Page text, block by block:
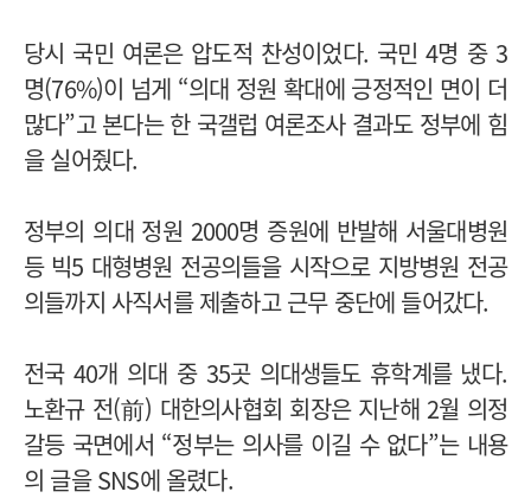
당시 국민 여론은 압도적 찬성이었다. 국민 4명 중 3
명(76%)이 넘게 “의대 정원 확대에 긍정적인 면이 더
많다”고 본다는 한 국갤럽 여론조사 결과도 정부에 힘
을 실어줬다.
정부의 의대 정원 2000명 증원에 반발해 서울대병원
등 빅5 대형병원 전공의들을 시작으로 지방병원 전공
의들까지 사직서를 제출하고 근무 중단에 들어갔다.
전국 40개 의대 중 35곳 의대생들도 휴학계를 냈다.
노환규 전(前) 대한의사협회 회장은 지난해 2월 의정
갈등 국면에서 “정부는 의사를 이길 수 없다”는 내용
의 글을 SNS에 올렸다.